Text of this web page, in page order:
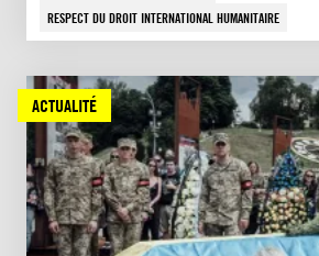
RESPECT DU DROIT INTERNATIONAL HUMANITAIRE
ACTUALITÉ